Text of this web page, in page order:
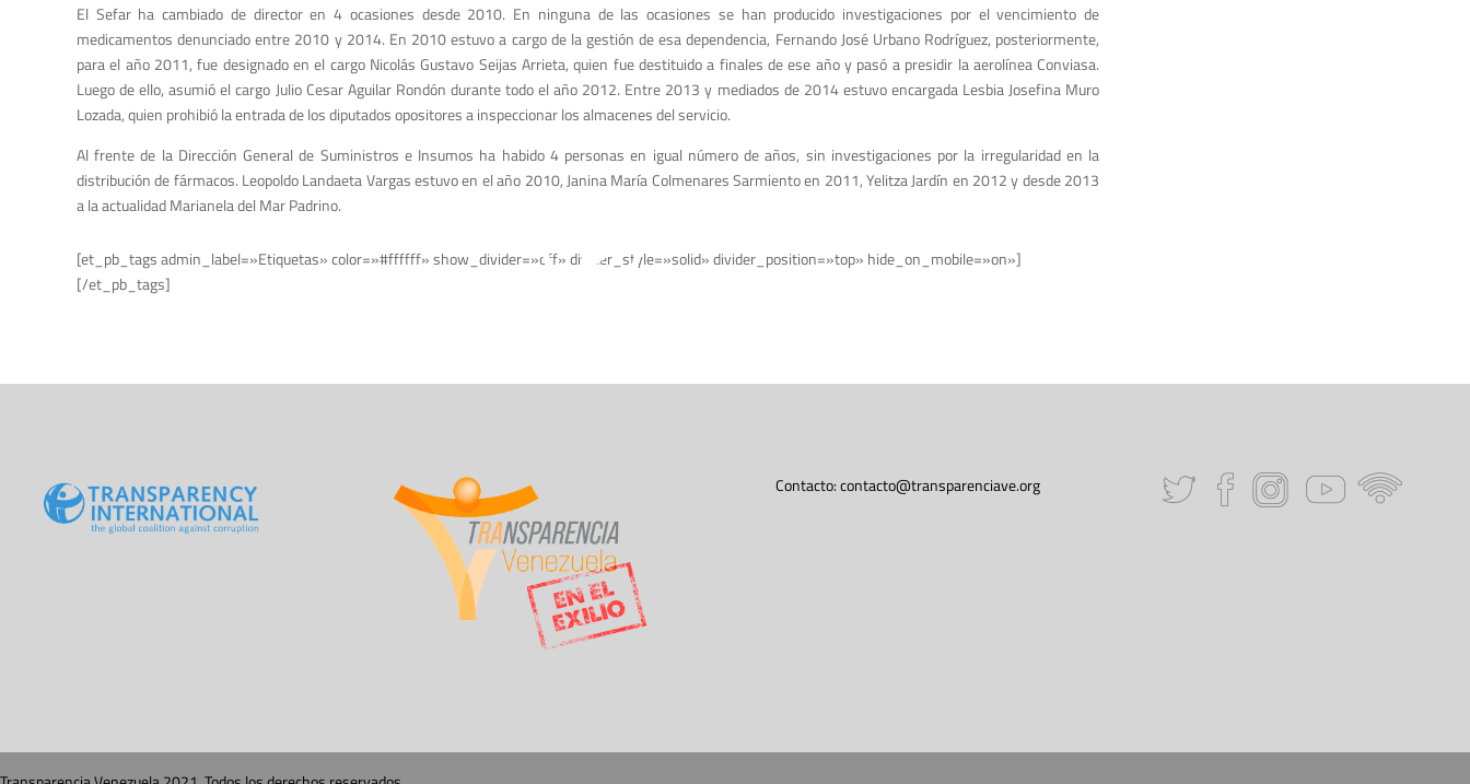
El Sefar ha cambiado de director en 4 ocasiones desde 2010. En ninguna de las ocasiones se han producido investigaciones por el vencimiento de
medicamentos denunciado entre 2010 y 2014. En 2010 estuvo a cargo de la gestión de esa dependencia, Fernando José Urbano Rodríguez, posteriormente,
para el año 2011, fue designado en el cargo Nicolás Gustavo Seijas Arrieta, quien fue destituido a finales de ese año y pasó a presidir la aerolínea Conviasa.
Luego de ello, asumió el cargo Julio Cesar Aguilar Rondón durante todo el año 2012. Entre 2013 y mediados de 2014 estuvo encargada Lesbia Josefina Muro
Lozada, quien prohibió la entrada de los diputados opositores a inspeccionar los almacenes del servicio.
Al frente de la Dirección General de Suministros e Insumos ha habido 4 personas en igual número de años, sin investigaciones por la irregularidad en la
distribución de fármacos. Leopoldo Landaeta Vargas estuvo en el año 2010, Janina María Colmenares Sarmiento en 2011, Yelitza Jardín en 2012 y desde 2013
a la actualidad Marianela del Mar Padrino.
[et_pb_tags admin_label=»Etiquetas» color=»#ffffff» show_divider=»off» divider_style=»solid» divider_position=»top» hide_on_mobile=»on»]
[/et_pb_tags]
Contacto:contacto@transparenciave.org